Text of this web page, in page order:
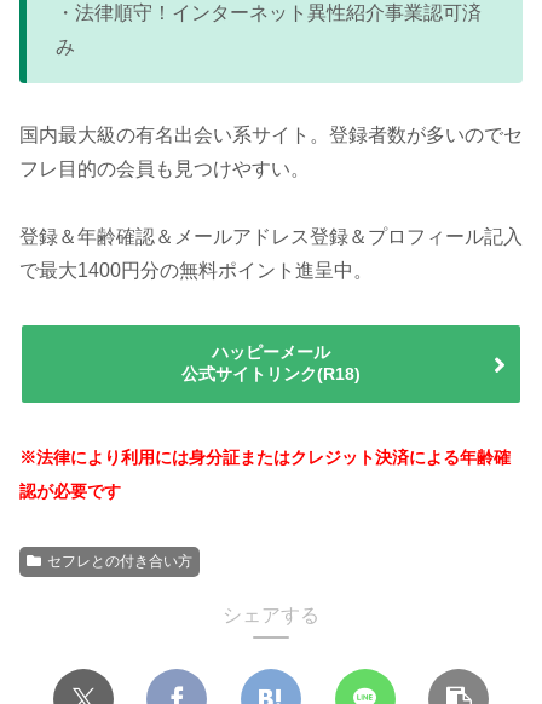
・法律順守！インターネット異性紹介事業認可済
み
国内最大級の有名出会い系サイト。登録者数が多いのでセ
フレ目的の会員も見つけやすい。
登録＆年齢確認＆メールアドレス登録＆プロフィール記入
で最大1400円分の無料ポイント進呈中。
ハッピーメール
公式サイトリンク(R18)
※法律により利用には身分証またはクレジット決済による年齢確
認が必要です
セフレとの付き合い方
シェアする